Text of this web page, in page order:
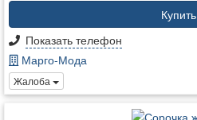
Купить
Показать телефон
Марго-Мода
Жалоба